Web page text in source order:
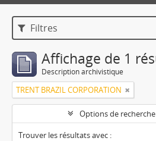
Filtres
Affichage de 1
Description archivistique
TRENT BRAZIL CORPORATION
Options de
Trouver les résultats avec :